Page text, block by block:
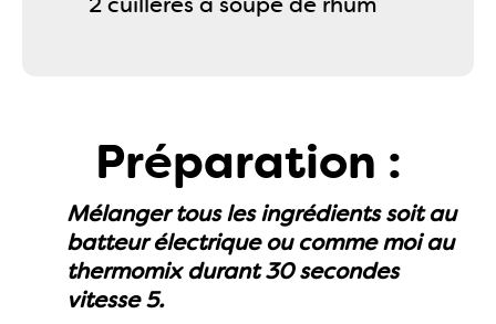
Préparation :
Mélanger tous les ingrédients soit au
batteur électrique ou comme moi au
thermomix durant 30 secondes
vitesse 5.